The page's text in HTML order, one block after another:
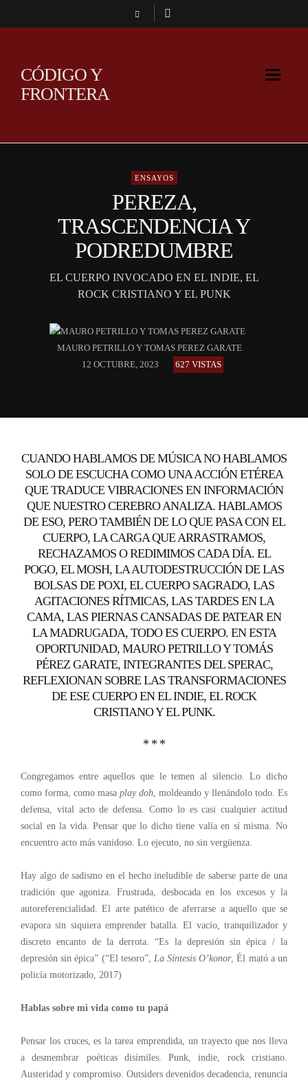
CÓDIGO Y
FRONTERA
ENSAYOS
PEREZA,
TRASCENDENCIA Y
PODREDUMBRE
EL CUERPO INVOCADO EN EL INDIE, EL
ROCK CRISTIANO Y EL PUNK
MAURO PETRILLO Y TOMAS PEREZ GARATE
12 OCTUBRE, 2023
627 VISTAS
CUANDO HABLAMOS DE MÚSICA NO HABLAMOS
SOLO DE ESCUCHA COMO UNA ACCIÓN ETÉREA
QUE TRADUCE VIBRACIONES EN INFORMACIÓN
QUE NUESTRO CEREBRO ANALIZA. HABLAMOS
DE ESO, PERO TAMBIÉN DE LO QUE PASA CON EL
CUERPO, LA CARGA QUE ARRASTRAMOS,
RECHAZAMOS O REDIMIMOS CADA DÍA. EL
POGO, EL MOSH, LA AUTODESTRUCCIÓN DE LAS
BOLSAS DE POXI, EL CUERPO SAGRADO, LAS
AGITACIONES RÍTMICAS, LAS TARDES EN LA
CAMA, LAS PIERNAS CANSADAS DE PATEAR EN
LA MADRUGADA, TODO ES CUERPO. EN ESTA
OPORTUNIDAD, MAURO PETRILLO Y TOMÁS
PÉREZ GARATE, INTEGRANTES DEL SPERAC,
REFLEXIONAN SOBRE LAS TRANSFORMACIONES
DE ESE CUERPO EN EL INDIE, EL ROCK
CRISTIANO Y EL PUNK.
* * *
Congregamos entre aquellos que le temen al silencio. Lo dicho
como forma, como masa play doh, moldeando y llenándolo todo. Es
defensa, vital acto de defensa. Como lo es casi cualquier actitud
social en la vida. Pensar que lo dicho tiene valía en sí misma. No
encuentro acto más vanidoso. Lo ejecuto, no sin vergüenza.
Hay algo de sadismo en el hecho ineludible de saberse parte de una
tradición que agoniza. Frustrada, desbocada en los excesos y la
autoreferencialidad. El arte patético de aferrarse a aquello que se
evapora sin siquiera emprender batalla. El vacío, tranquilizador y
discreto encanto de la derrota. “Es la depresión sin épica / la
depresión sin épica” (“El tesoro”, La Síntesis O’konor, Él mató a un
policía motorizado, 2017)
Hablas sobre mi vida como tu papá
Pensar los cruces, es la tarea emprendida, un trayecto que nos lleva
a desmembrar poéticas disímiles. Punk, indie, rock cristiano.
Austeridad y compromiso. Outsiders devenidos decadencia, renuncia